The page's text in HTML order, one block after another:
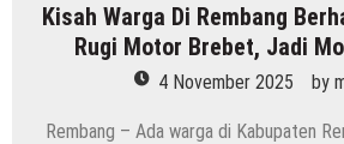
Kisah Warga Di Rembang
Rugi Motor Brebet, Jadi
4 November 2025 by
Rembang – Ada warga di Kabupaten